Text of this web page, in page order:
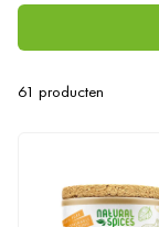
61 producten